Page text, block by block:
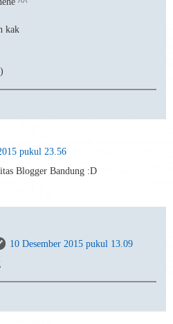
kak
pukul 23.56
Blogger Bandung :D
10 Desember 2015 pukul 13.09